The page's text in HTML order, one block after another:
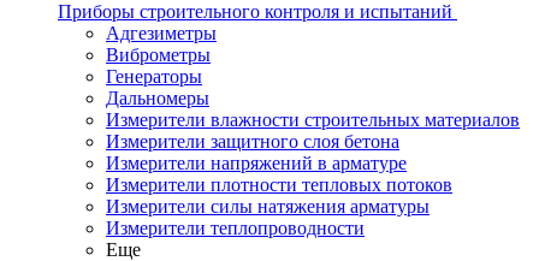
Приборы строительного контроля и испытаний
Адгезиметры
Виброметры
Генераторы
Дальномеры
Измерители влажности строительных материалов
Измерители защитного слоя бетона
Измерители напряжений в арматуре
Измерители плотности тепловых потоков
Измерители силы натяжения арматуры
Измерители теплопроводности
Еще